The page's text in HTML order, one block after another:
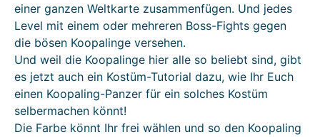
einer ganzen Weltkarte zusammenfügen. Und jedes
Level mit einem oder mehreren Boss-Fights gegen
die bösen Koopalinge versehen.
Und weil die Koopalinge hier alle so beliebt sind, gibt
es jetzt auch ein Kostüm-Tutorial dazu, wie Ihr Euch
einen Koopaling-Panzer für ein solches Kostüm
selbermachen könnt!
Die Farbe könnt Ihr frei wählen und so den Koopaling